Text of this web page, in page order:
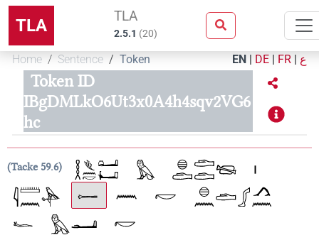
TLA TLA
2.5.1 (20)
Home Sentence Token EN | DE | FR | ع
Token ID
IBgDMLkO6Ut3x0A4h4sqv2VG6
hc
Tacke 59.6